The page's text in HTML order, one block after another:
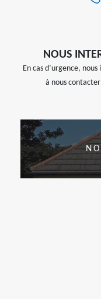
NOUS
En cas d’urgence,
à nous